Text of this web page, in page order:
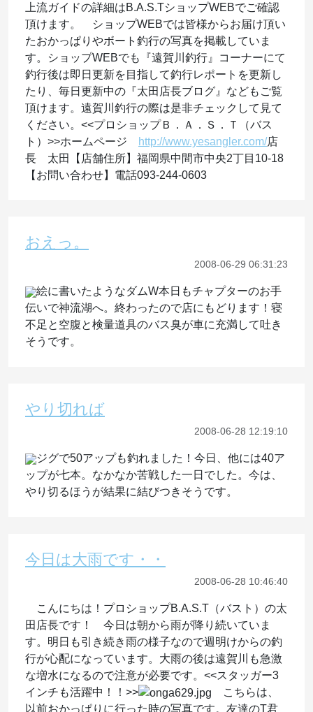
上流ガイドの詳細はB.A.S.TショップWEBでご確認
頂けます。 ショップWEBでは皆様からお届け頂い
たおかっぱりやボート釣行の写真を掲載していま
す。ショップWEBでも『遠賀川釣行』コーナーにて
釣行後は即日更新を目指して釣行レポートを更新し
たり、毎日更新中の『太田店長ブログ』などもご覧
頂けます。遠賀川釣行の際は是非チェックして見て
ください。<<プロショップＢ．Ａ．Ｓ．Ｔ（バス
ト）>>ホームページ http://www.yesangler.com/店
長 太田【店舗住所】福岡県中間市中央2丁目10-18
【お問い合わせ】電話093-244-0603
おえっ。
2008-06-29 06:31:23
絵に書いたようなダムW本日もチャプターのお手
伝いで神流湖へ。終わったので店にもどります！寝
不足と空腹と検量道具のバス臭が車に充満して吐き
そうです。
やり切れば
2008-06-28 12:19:10
ジグで50アップも釣れました！今日、他には40ア
ップが七本。なかなか苦戦した一日でした。今は、
やり切るほうが結果に結びつきそうです。
今日は大雨です・・
2008-06-28 10:46:40
こんにちは！プロショップB.A.S.T（バスト）の太
田店長です！ 今日は朝から雨が降り続いていま
す。明日も引き続き雨の様子なので週明けからの釣
行が心配になっています。大雨の後は遠賀川も急激
な増水になるので注意が必要です。<<スタッガー3
インチも活躍中！！>>
こちらは、
以前おかっぱりに行った時の写真です。友達のT君